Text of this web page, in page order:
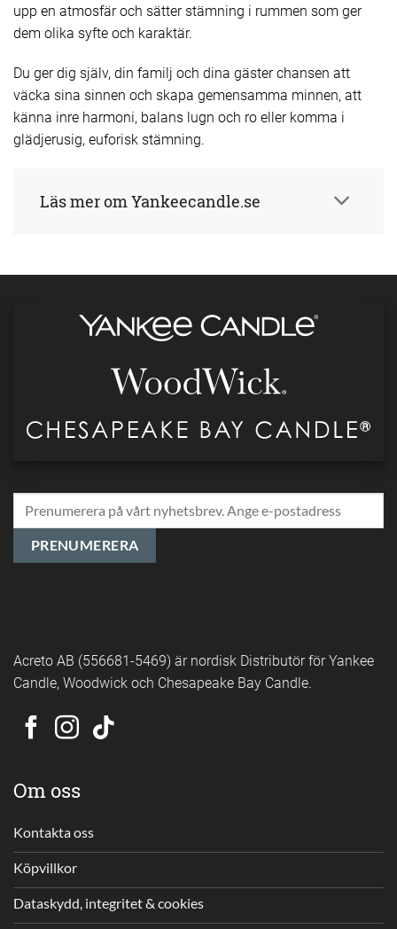
upp en atmosfär och sätter stämning i rummen som ger
dem olika syfte och karaktär.
Du ger dig själv, din familj och dina gäster chansen att
väcka sina sinnen och skapa gemensamma minnen, att
känna inre harmoni, balans lugn och ro eller komma i
glädjerusig, euforisk stämning.
Läs mer om Yankeecandle.se
Acreto AB (556681-5469) är nordisk Distributör för Yankee
Candle, Woodwick och Chesapeake Bay Candle.
Om oss
Kontakta oss
Köpvillkor
Dataskydd, integritet & cookies